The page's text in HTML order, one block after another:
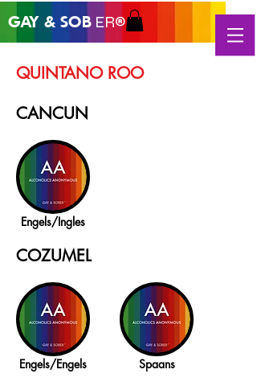
GAY & SOB ER®
QUINTANO ROO
CANCUN
Engels/Ingles
COZUMEL
Engels/Engels Spaans